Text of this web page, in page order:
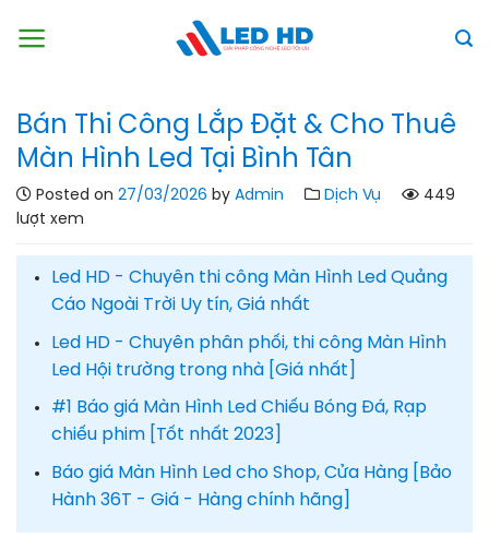
Bán Thi Công Lắp Đặt & Cho Thuê
Màn Hình Led Tại Bình Tân
Posted on 27/03/2026 by Admin Dịch Vụ
449
lượt xem
Led HD - Chuyên thi công Màn Hình Led Quảng
Cáo Ngoài Trời Uy tín, Giá nhất
Led HD - Chuyên phân phối, thi công Màn Hình
Led Hội trường trong nhà [Giá nhất]
#1 Báo giá Màn Hình Led Chiếu Bóng Đá, Rạp
chiếu phim [Tốt nhất 2023]
Báo giá Màn Hình Led cho Shop, Cửa Hàng [Bảo
Hành 36T - Giá - Hàng chính hãng]